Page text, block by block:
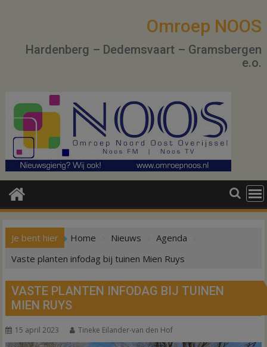
Omroep NOOS
Hardenberg – Dedemsvaart – Gramsbergen
e.o.
Je bent hier Home Nieuws
Agenda
Vaste planten infodag bij tuinen Mien Ruys
VASTE PLANTEN INFODAG BIJ TUINEN
MIEN RUYS
15 april 2023 Tineke Eilander-van den Hof